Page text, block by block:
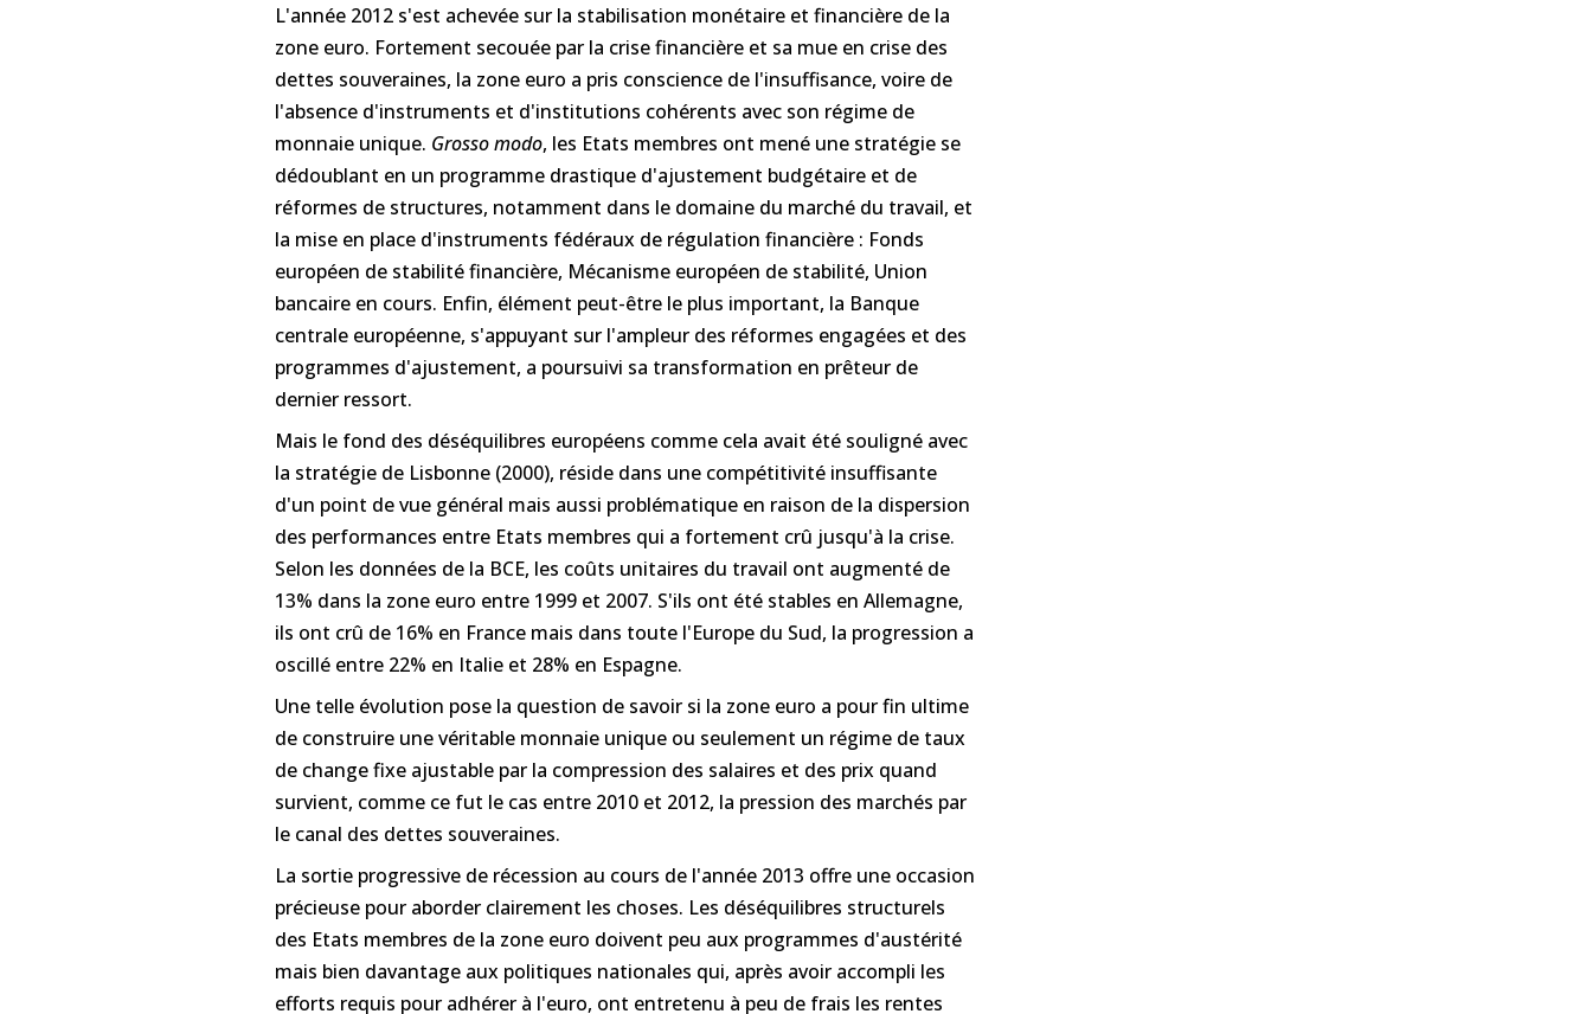
L'année 2012 s'est achevée sur la stabilisation monétaire et financière de la
zone euro. Fortement secouée par la crise financière et sa mue en crise des
dettes souveraines, la zone euro a pris conscience de l'insuffisance, voire de
l'absence d'instruments et d'institutions cohérents avec son régime de
monnaie unique. Grosso modo, les Etats membres ont mené une stratégie se
dédoublant en un programme drastique d'ajustement budgétaire et de
réformes de structures, notamment dans le domaine du marché du travail, et
la mise en place d'instruments fédéraux de régulation financière : Fonds
européen de stabilité financière, Mécanisme européen de stabilité, Union
bancaire en cours. Enfin, élément peut-être le plus important, la Banque
centrale européenne, s'appuyant sur l'ampleur des réformes engagées et des
programmes d'ajustement, a poursuivi sa transformation en prêteur de
dernier ressort.
Mais le fond des déséquilibres européens comme cela avait été souligné avec
la stratégie de Lisbonne (2000), réside dans une compétitivité insuffisante
d'un point de vue général mais aussi problématique en raison de la dispersion
des performances entre Etats membres qui a fortement crû jusqu'à la crise.
Selon les données de la BCE, les coûts unitaires du travail ont augmenté de
13% dans la zone euro entre 1999 et 2007. S'ils ont été stables en Allemagne,
ils ont crû de 16% en France mais dans toute l'Europe du Sud, la progression a
oscillé entre 22% en Italie et 28% en Espagne.
Une telle évolution pose la question de savoir si la zone euro a pour fin ultime
de construire une véritable monnaie unique ou seulement un régime de taux
de change fixe ajustable par la compression des salaires et des prix quand
survient, comme ce fut le cas entre 2010 et 2012, la pression des marchés par
le canal des dettes souveraines.
La sortie progressive de récession au cours de l'année 2013 offre une occasion
précieuse pour aborder clairement les choses. Les déséquilibres structurels
des Etats membres de la zone euro doivent peu aux programmes d'austérité
mais bien davantage aux politiques nationales qui, après avoir accompli les
efforts requis pour adhérer à l'euro, ont entretenu à peu de frais les rentes